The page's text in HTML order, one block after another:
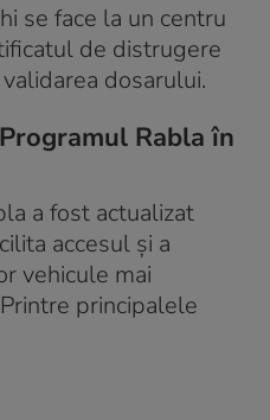
se face la un centru
de distrugere
dosarului.
Rabla în
a fost actualizat
accesul și a
vehicule mai
principalele